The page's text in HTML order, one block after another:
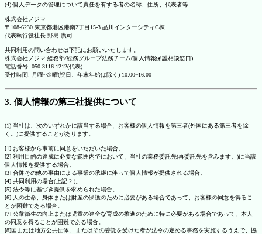
(4) 個人データの管理について責任を有する者の名称、住所、代表者等
株式会社ノジマ
〒108-6230 東京都港区港南2丁目15-3 品川インターシティC棟
代表執行役社長 野島 廣司
共同利用の問い合わせは下記にお願いいたします。
株式会社ノジマ 総務部/総務グループ法務チーム(個人情報保護相談窓口)
電話番号: 050-3116-1212(代表)
受付時間: 月曜~金曜(祝日、年末年始は除く) 10:00~16:00
3. 個人情報の第三社提供について
(1) 当社は、次のいずれかに該当する場合、お客様の個人情報を第三者(外国にある第三者を除
く。)に提供することがあります。
[1] お客様から事前に同意をいただいた場合。
[2] 利用目的の達成に必要な範囲内でにおいて、当社の業務委託先(再委託先を含みます。)に当該
個人情報を提供する場合。
[3] 合併その他の事由による事業の承継に伴って個人情報が提供される場合。
[4] 共同利用の場合(上記 2.)。
[5] 法令等に基づき提供を求められた場合。
[6] 人の生命、身体または財産の保護のために必要がある場合であって、お客様の同意を得るこ
とが困難である場合。
[7] 公衆衛生の向上または児童の健全な育成の推進のために特に必要がある場合であって、本人
の同意を得ることが困難である場合。
[8]国または地方公共団体、またはその委託を受けた者が法令の定める事務を実施するうえで、協